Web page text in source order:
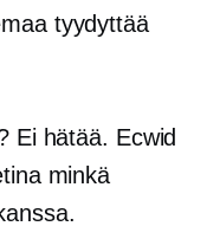
tyydyttää
Ei hätää. Ecwid
minkä